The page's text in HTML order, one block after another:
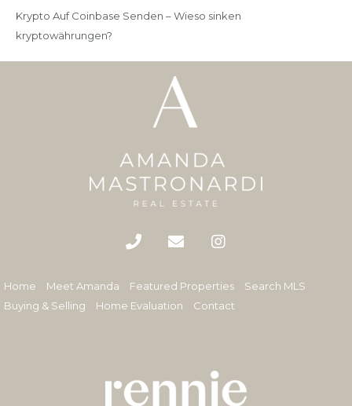
Krypto Auf Coinbase Senden – Wieso sinken
kryptowährungen?
Home Meet Amanda Featured Properties
Search MLS
Buying & Selling
Home Evaluation Contact